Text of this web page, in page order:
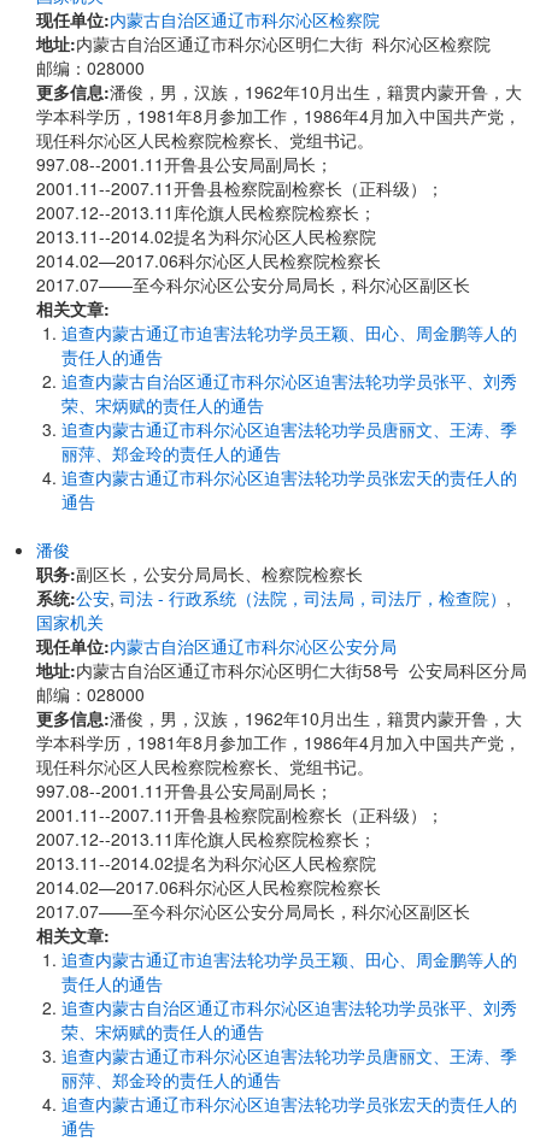
现任单位:内蒙古自治区通辽市科尔沁区检察院
地址:内蒙古自治区通辽市科尔沁区明仁大街 科尔沁区检察院
邮编：028000
更多信息:潘俊，男，汉族，1962年10月出生，籍贯内蒙开鲁，大
学本科学历，1981年8月参加工作，1986年4月加入中国共产党，
现任科尔沁区人民检察院检察长、党组书记。
997.08--2001.11开鲁县公安局副局长；
​​​​​​​2001.11--2007.11开鲁县检察院副检察长（正科级）；
2007.12--2013.11库伦旗人民检察院检察长；
2013.11--2014.02提名为科尔沁区人民检察院
2014.02—2017.06科尔沁区人民检察院检察长
2017.07——至今科尔沁区公安分局局长，科尔沁区副区长
相关文章:
追查内蒙古通辽市迫害法轮功学员王颖、田心、周金鹏等人的
责任人的通告
追查内蒙古自治区通辽市科尔沁区迫害法轮功学员张平、刘秀
荣、宋炳赋的责任人的通告
追查内蒙古通辽市科尔沁区迫害法轮功学员唐丽文、王涛、季
丽萍、郑金玲的责任人的通告
追查内蒙古通辽市科尔沁区迫害法轮功学员张宏天的责任人的
通告
潘俊
职务:副区长，公安分局局长、检察院检察长
系统:公安, 司法 - 行政系统（法院，司法局，司法厅，检查院） ,
国家机关
现任单位:内蒙古自治区通辽市科尔沁区公安分局
地址:内蒙古自治区通辽市科尔沁区明仁大街58号 公安局科区分局
邮编：028000
更多信息:潘俊，男，汉族，1962年10月出生，籍贯内蒙开鲁，大
学本科学历，1981年8月参加工作，1986年4月加入中国共产党，
现任科尔沁区人民检察院检察长、党组书记。
997.08--2001.11开鲁县公安局副局长；
​​​​​​​2001.11--2007.11开鲁县检察院副检察长（正科级）；
2007.12--2013.11库伦旗人民检察院检察长；
2013.11--2014.02提名为科尔沁区人民检察院
2014.02—2017.06科尔沁区人民检察院检察长
2017.07——至今科尔沁区公安分局局长，科尔沁区副区长
相关文章:
追查内蒙古通辽市迫害法轮功学员王颖、田心、周金鹏等人的
责任人的通告
追查内蒙古自治区通辽市科尔沁区迫害法轮功学员张平、刘秀
荣、宋炳赋的责任人的通告
追查内蒙古通辽市科尔沁区迫害法轮功学员唐丽文、王涛、季
丽萍、郑金玲的责任人的通告
追查内蒙古通辽市科尔沁区迫害法轮功学员张宏天的责任人的
通告